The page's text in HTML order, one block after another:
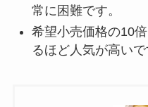
常に困難です。
希望小売価格の10
るほど人気が高いで